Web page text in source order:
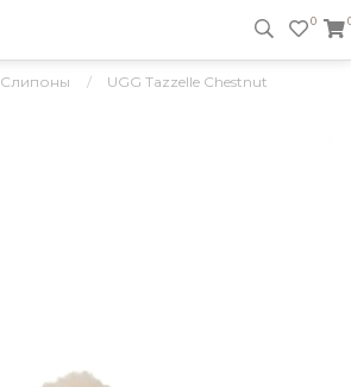
0
Слипоны UGG Tazzelle Chestnut